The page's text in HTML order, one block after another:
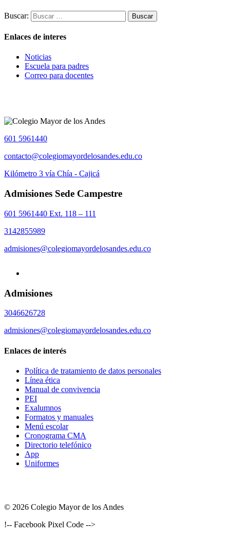
Buscar:
Enlaces de interes
Noticias
Escuela para padres
Correo para docentes
601 5961440
contacto@colegiomayordelosandes.edu.co
Kilómetro 3 vía Chía - Cajicá
Admisiones Sede Campestre
601 5961440 Ext. 118 – 111
3142855989
admisiones@colegiomayordelosandes.edu.co
Admisiones
3046626728
admisiones@colegiomayordelosandes.edu.co
Enlaces de interés
Política de tratamiento de datos personales
Línea ética
Manual de convivencia
PEI
Exalumnos
Formatos y manuales
Menú escolar
Cronograma CMA
Directorio telefónico
App
Uniformes
© 2026 Colegio Mayor de los Andes
!-- Facebook Pixel Code -->